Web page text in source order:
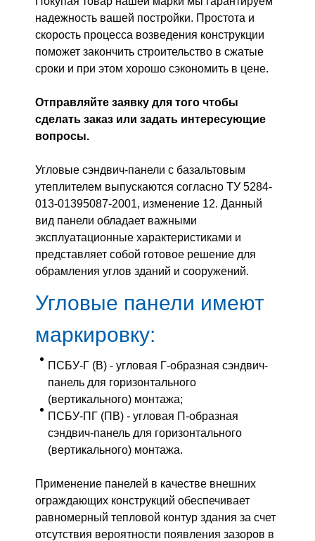
надежность вашей постройки. Простота и
скорость процесса возведения конструкции
поможет закончить строительство в сжатые
сроки и при этом хорошо сэкономить в цене.
Отправляйте заявку для того чтобы
сделать заказ или задать интересующие
вопросы.
Угловые сэндвич-панели с базальтовым
утеплителем выпускаются согласно ТУ 5284-
013-01395087-2001, изменение 12. Данный
вид панели обладает важными
эксплуатационные характеристиками и
представляет собой готовое решение для
обрамления углов зданий и сооружений.
Угловые панели имеют
маркировку:
ПСБУ-Г (В) - угловая Г-образная сэндвич-
панель для горизонтального
(вертикального) монтажа;
ПСБУ-ПГ (ПВ) - угловая П-образная
сэндвич-панель для горизонтального
(вертикального) монтажа.
Применение панелей в качестве внешних
ограждающих конструкций обеспечивает
равномерный тепловой контур здания за счет
отсутствия вероятности появления зазоров в